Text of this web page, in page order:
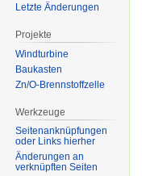
Letzte Änderungen
Projekte
Windturbine
Baukasten
Zn/O-Brennstoffzelle
Werkzeuge
Seitenanknüpfungen
oder Links hierher
Änderungen an
verknüpften Seiten